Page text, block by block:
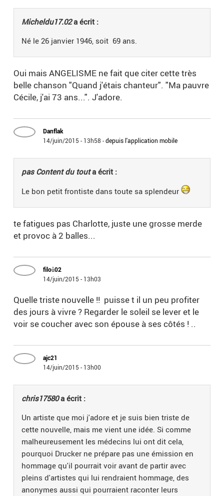
Micheldu17.02a écrit :
Né le 26 janvier 1946, soit 69 ans.
Oui mais ANGELISME ne fait que citer cette très
belle chanson "Quand j'étais chanteur". "Ma pauvre
Cécile, j'ai 73 ans...". J'adore.
Danflak
14/juin/2015 - 13h58 -depuis l'application mobile
pas Content du touta écrit :
Le bon petit frontiste dans toute sa splendeur
te fatigues pas Charlotte, juste une grosse merde
et provoc à 2 balles...
filoů02
14/juin/2015 - 13h03
Quelle triste nouvelle !! puisse t il un peu profiter
des jours à vivre ? Regarder le soleil se lever et le
voir se coucher avec son épouse à ses côtés ! ..
ajc21
14/juin/2015 - 13h00
chris17580a écrit :
Un artiste que moi j'adore et je suis bien triste de
cette nouvelle, mais me vient une idée. Si comme
malheureusement les médecins lui ont dit cela,
pourquoi Drucker ne prépare pas une émission en
hommage qu'il pourrait voir avant de partir avec
pleins d'artistes qui lui rendraient hommage, des
anonymes aussi qui pourraient raconter leurs